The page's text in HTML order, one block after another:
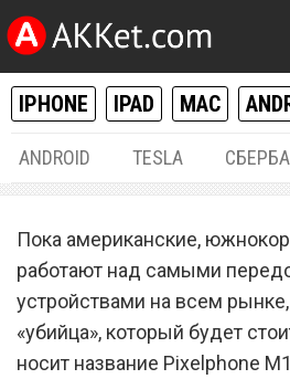
IPHONE IPAD MAC
ANDROID TESLA
Pixelphone M1
«убийца»
Xperia XZ Pro
Пока американские,
работают над самыми
устройствами на всем
«убийца», который будет
носит название Pixelphone